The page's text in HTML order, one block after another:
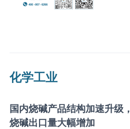
化学工业
国内烧碱产品结构加速升级，
烧碱出口量大幅增加